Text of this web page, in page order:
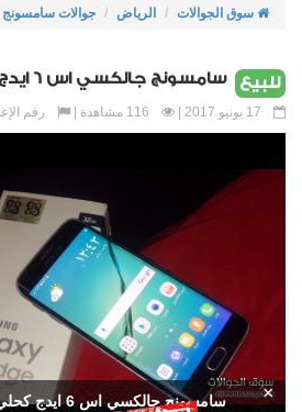
سوق الجوالات الرياض جوالات سامسونج
للبيع سامسونج جالكسي اس 6 ايدج كحلي 32 قيقا
رقم
سامسونج جالكسي اس 6 ايدج كحلي 32 قيقا ×